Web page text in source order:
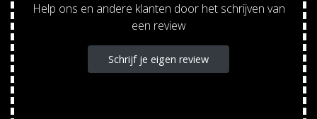
Help ons en andere klanten door het schrijven van
een review
Schrijf je eigen review